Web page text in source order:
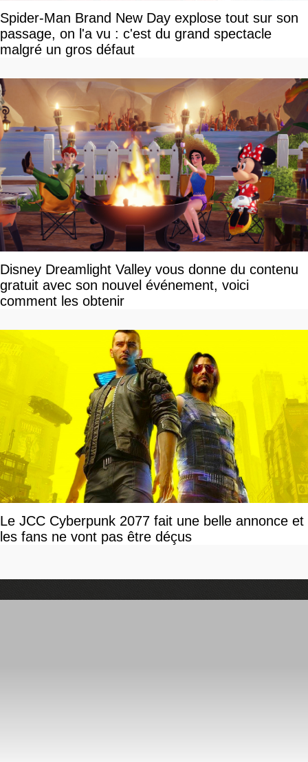
Spider-Man Brand New Day explose tout sur son
passage, on l'a vu : c'est du grand spectacle
malgré un gros défaut
Disney Dreamlight Valley vous donne du contenu
gratuit avec son nouvel événement, voici
comment les obtenir
Le JCC Cyberpunk 2077 fait une belle annonce et
les fans ne vont pas être déçus